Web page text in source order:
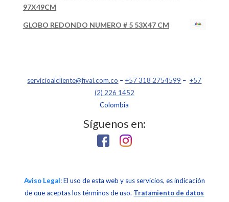
97X49CM
GLOBO REDONDO NUMERO # 5 53X47 CM
servicioalcliente@fival.com.co – +57 318 2754599 – +57
(2) 226 1452
Colombia
Síguenos en:
Aviso Legal: El uso de esta web y sus servicios, es indicación
de que aceptas los términos de uso. Tratamiento de datos